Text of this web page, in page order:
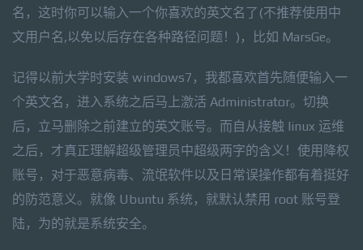
名，这时你可以输入一个你喜欢的英文名了(不推荐使用中
文用户名,以免以后存在各种路径问题！)，比如 MarsGe。
记得以前大学时安装 windows7，我都喜欢首先随便输入一
个英文名，进入系统之后马上激活 Administrator。切换
后，立马删除之前建立的英文账号。而自从接触 linux 运维
之后，才真正理解超级管理员中超级两字的含义！使用降权
账号，对于恶意病毒、流氓软件以及日常误操作都有着挺好
的防范意义。就像 Ubuntu 系统，就默认禁用 root 账号登
陆，为的就是系统安全。